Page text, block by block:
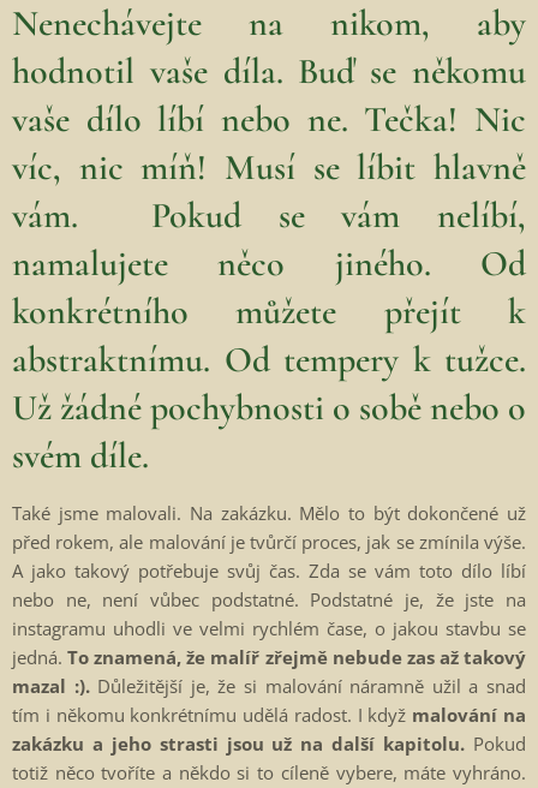
Nenechávejte na nikom, aby
hodnotil vaše díla. Buď se někomu
vaše dílo líbí nebo ne. Tečka! Nic
víc, nic míň! Musí se líbit hlavně
vám. Pokud se vám nelíbí,
namalujete něco jiného. Od
konkrétního můžete přejít k
abstraktnímu. Od tempery k tužce.
Už žádné pochybnosti o sobě nebo o
svém díle.
Také jsme malovali. Na zakázku. Mělo to být dokončené už
před rokem, ale malování je tvůrčí proces, jak se zmínila výše.
A jako takový potřebuje svůj čas. Zda se vám toto dílo líbí
nebo ne, není vůbec podstatné. Podstatné je, že jste na
instagramu uhodli ve velmi rychlém čase, o jakou stavbu se
jedná.To znamená, že malíř zřejmě nebude zas až takový
mazal :).Důležitější je, že si malování náramně užil a snad
tím i někomu konkrétnímu udělá radost. I když malování na
zakázku a jeho strasti jsou už na další kapitolu. Pokud
totiž něco tvoříte a někdo si to cíleně vybere, máte vyhráno.